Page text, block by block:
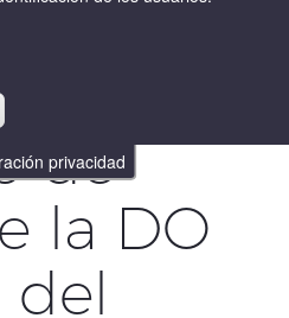
privacidad
el
de
la DO
del